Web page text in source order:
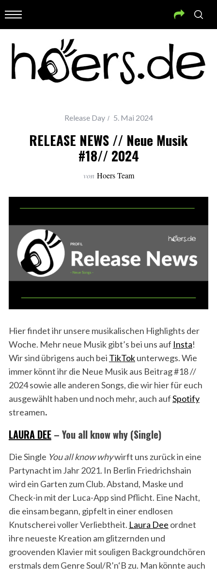
Release Day 5. Mai 2024
RELEASE NEWS // Neue Musik
#18// 2024
von Hoers Team
Hier findet ihr unsere musikalischen Highlights der
Woche. Mehr neue Musik gibt’s bei uns auf Insta!
Wir sind übrigens auch bei TikTokunterwegs. Wie
immer könnt ihr die Neue Musik aus Beitrag #18 //
2024 sowie alle anderen Songs, die wir hier für euch
ausgewählt haben und noch mehr, auch aufSpotify
streamen.
LAURA DEE– You all know why (Single)
Die Single You all know whywirft uns zurück in eine
Partynacht im Jahr 2021. In Berlin Friedrichshain
wird ein Garten zum Club. Abstand, Maske und
Check-in mit der Luca-App sind Pflicht. Eine Nacht,
die einsam begann, gipfelt in einer endlosen
Knutscherei voller Verliebtheit. Laura Dee ordnet
ihre neueste Kreation am glitzernden und
groovenden Klavier mit souligen Backgroundchören
erstmals dem Genre Soul/R’n‘B zu. Man könnte auch